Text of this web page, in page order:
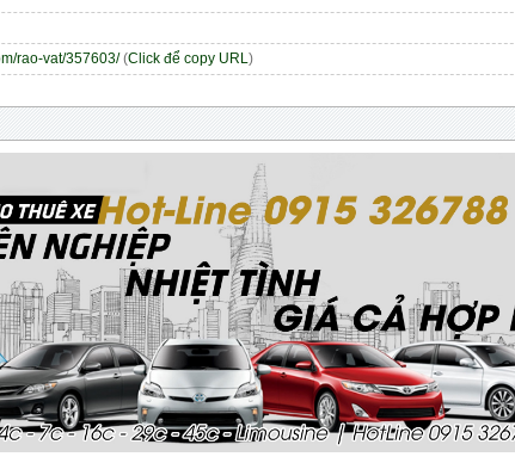
rao-vat/357603/(Click để copy URL )